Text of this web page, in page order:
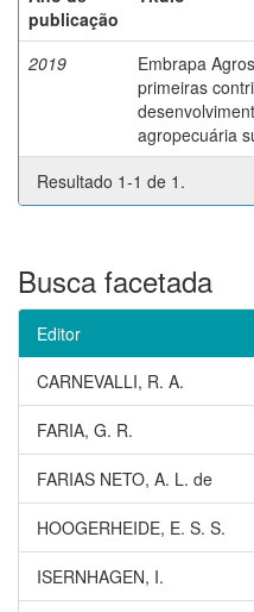
publicação
2019
Embrapa
primeiras
agropecuária
Resultado 1-1 de 1.
Busca facetada
Editor
CARNEVALLI, R. A.
FARIA, G. R.
FARIAS NETO, A. L. de
HOOGERHEIDE, E. S. S.
ISERNHAGEN, I.